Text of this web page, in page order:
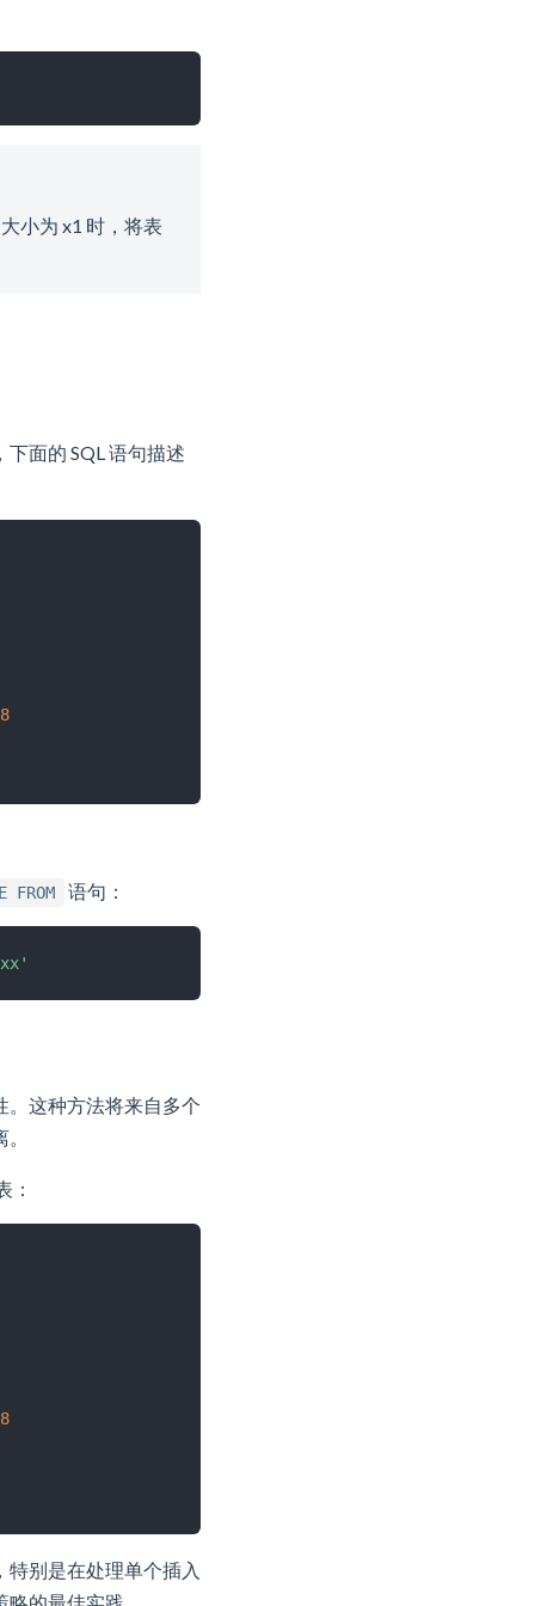
小为 x1 时，将表
面的 SQL 语句描述
FROM 语句：
。这种方法将来自多个
：
别是在处理单个插入